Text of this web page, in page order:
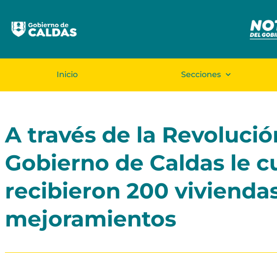
Inicio Secciones
A través de la
Gobierno de Caldas le
recibieron 200
mejoramientos